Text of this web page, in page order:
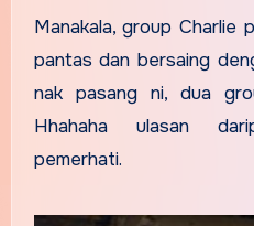
Manakala, group Charlie
pantas dan bersaing
nak pasang ni, dua
Hhahaha ulasan
pemerhati.